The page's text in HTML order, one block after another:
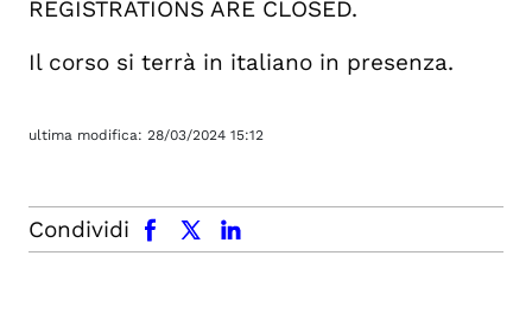
REGISTRATIONS ARE CLOSED.
Il corso si terrà in italiano in presenza.
ultima modifica: 28/03/2024 15:12
Condividi
facebook x.com linkedin